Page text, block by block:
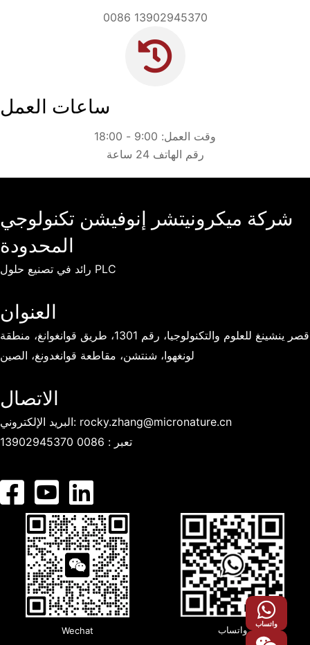
0086 13902945370
ساعات العمل
وقت العمل: 9:00 - 18:00
رقم الهاتف 24 ساعة
شركة ميكرونيتشر إنوفيشن تكنولوجي
المحدودة
رائد في تصنيع حلول PLC
العنوان
قصر ينشينغ للعلوم والتكنولوجيا، رقم 1301، طريق قوانغوانغ، منطقة
لونغهوا، شنتشن، مقاطعة قوانغدونغ، الصين
الاتصال
البريد الإلكتروني: rocky.zhang@micronature.cn
تعبر : 0086 13902945370
Wechat واتساب
واتساب